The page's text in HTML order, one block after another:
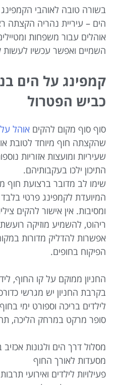
בשורה טובה לאוהבי
הים – עיריית נהריה הקצתה
אוהלים עבור משפחות
השמיים ואפשר עכשיו
קמפינג על הים
כביש הפטרול
סוף סוף מקום להקים אוהל
שהקצתה חוף מיוחד לטובת
שעיריות ומועצות אזוריות
התיכון ילכו בעקבותיהם.
שימו לב מדובר ברצועת חוף
המיועדת לקמפינג פרטי בלבד
ומסיבות. אין אישור להקים
ריהוט, להשמיע מוזיקה
אפשרות להדליק מדורות
הפיקוח בחופים.
החניון ממוקם על קו החוף,
בקרבת החניון יש מגרשי
לילדים בריכה וספורט ימי
סופר מרקט במרחק הליכה,
מסלול דרך הים ולגונות
מסעדות לאורך החוף
פעילויות לילדים ואירועי